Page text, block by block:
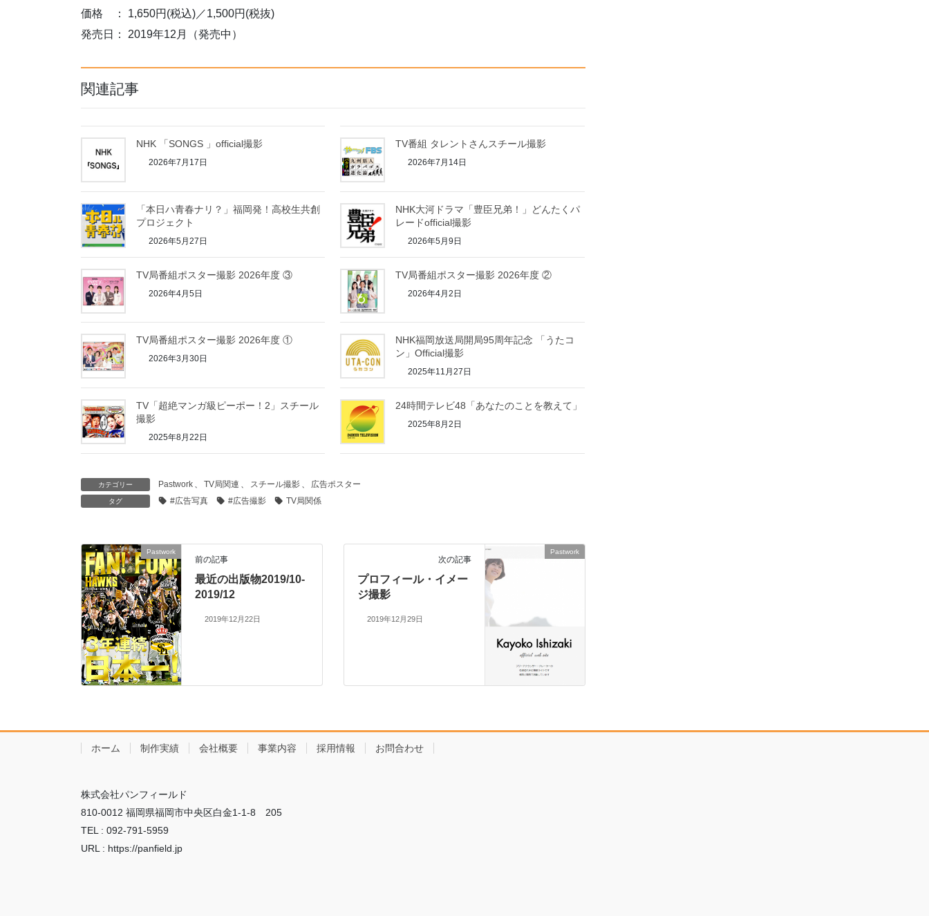
価格 ： 1,650円(税込)／1,500円(税抜)
発売日： 2019年12月（発売中）
関連記事
NHK 「SONGS 」official撮影
2026年7月17日
TV番組 タレントさんスチール撮影
2026年7月14日
「本日ハ青春ナリ？」福岡発！高校生共創
プロジェクト
2026年5月27日
NHK大河ドラマ「豊臣兄弟！」どんたくパ
レードofficial撮影
2026年5月9日
TV局番組ポスター撮影 2026年度 ③
2026年4月5日
TV局番組ポスター撮影 2026年度 ②
2026年4月2日
TV局番組ポスター撮影 2026年度 ①
2026年3月30日
NHK福岡放送局開局95周年記念 「うたコ
ン」Official撮影
2025年11月27日
TV「超絶マンガ級ピーポー！2」スチール
撮影
2025年8月22日
24時間テレビ48「あなたのことを教えて」
2025年8月2日
カテゴリー Pastwork 、 TV局関連 、 スチール撮影 、 広告ポスター
タグ #広告写真 #広告撮影 TV局関係
Pastwork
前の記事
最近の出版物2019/10-
2019/12
2019年12月22日
Pastwork
次の記事
プロフィール・イメー
ジ撮影
2019年12月29日
ホーム 制作実績 会社概要 事業内容 採用情報 お問合わせ
株式会社パンフィールド
810-0012 福岡県福岡市中央区白金1-1-8 205
TEL : 092-791-5959
URL : https://panfield.jp